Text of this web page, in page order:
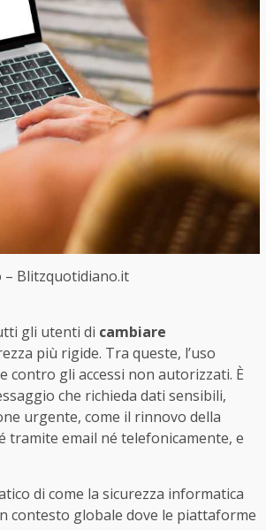
– Blitzquotidiano.it
gli utenti di cambiare
più rigide. Tra queste, l’uso
contro gli accessi non autorizzati. È
che richieda dati sensibili,
urgente, come il rinnovo della
tramite email né telefonicamente, e
di come la sicurezza informatica
contesto globale dove le piattaforme